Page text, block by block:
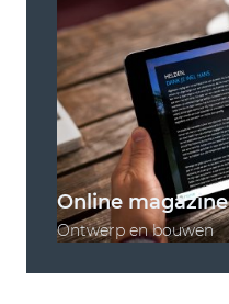
Online magazine
Ontwerp en bouwen